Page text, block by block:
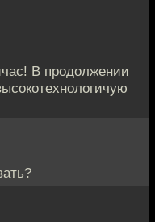
В продолжении